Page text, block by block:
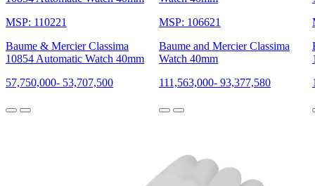
MSP: 110221
Baume & Mercier Classima
10854 Automatic Watch 40mm
57,750,000- 53,707,500
MSP: 106621
Baume and Mercier Classima
Watch 40mm
111,563,000- 93,377,580